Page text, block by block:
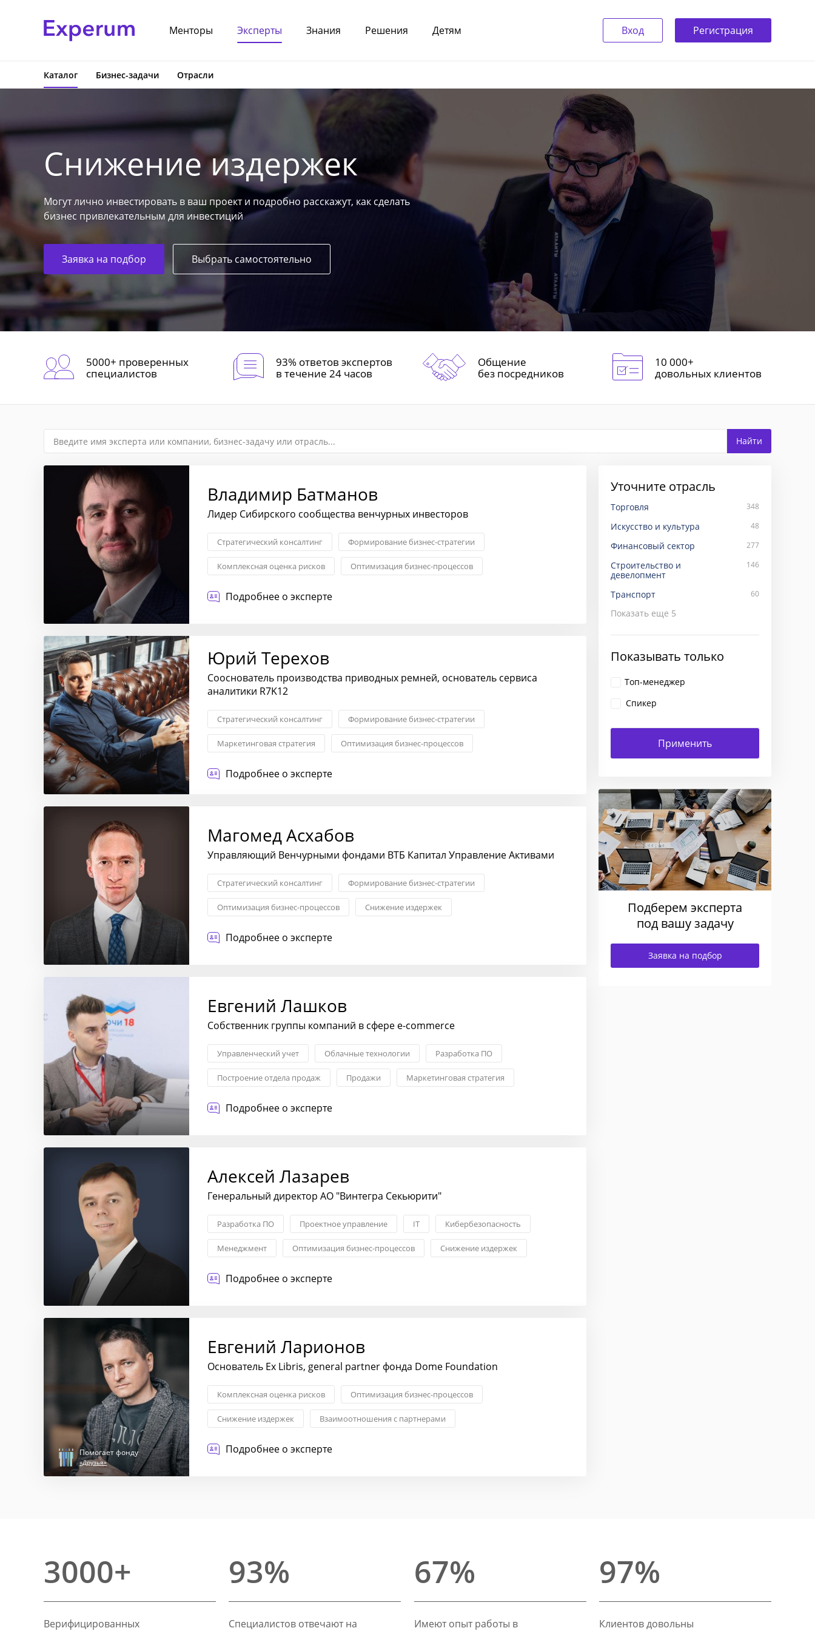
Менторы Эксперты Знания Решения Детям Вход Регистрация
Каталог Бизнес-задачи Отрасли
Снижение издержек
Могут лично инвестировать в ваш проект и подробно расскажут, как сделать
бизнес привлекательным для инвестиций
Заявка на подбор Выбрать самостоятельно
5000+ проверенных
специалистов
93% ответов экспертов
в течение 24 часов
Общение
без посредников
10 000+
довольных клиентов
Владимир Батманов
Лидер Сибирского сообщества венчурных инвесторов
Стратегический консалтинг Формирование бизнес-стратегии
Комплексная оценка рисков Оптимизация бизнес-процессов
Снижение издержек
Подробнее о эксперте
Юрий Терехов
Сооснователь производства приводных ремней, основатель сервиса
аналитики R7K12
Стратегический консалтинг Формирование бизнес-стратегии
Маркетинговая стратегия Оптимизация бизнес-процессов
Снижение издержек
Подробнее о эксперте
Магомед Асхабов
Управляющий Венчурными фондами ВТБ Капитал Управление Активами
Стратегический консалтинг Формирование бизнес-стратегии
Оптимизация бизнес-процессов Снижение издержек
Взаимоотношения с партнерами
Подробнее о эксперте
Евгений Лашков
Собственник группы компаний в сфере e-commerce
Управленческий учет Облачные технологии Разработка ПО
Построение отдела продаж Продажи Маркетинговая стратегия
Создание финансовой модели
Подробнее о эксперте
Алексей Лазарев
Генеральный директор АО "Винтегра Секьюрити"
Разработка ПО Проектное управление IT Кибербезопасность
Менеджмент Оптимизация бизнес-процессов Снижение издержек
Подробнее о эксперте
Помогает фонду
«Друзья»
Евгений Ларионов
Основатель Ex Libris, general partner фонда Dome Foundation
Комплексная оценка рисков Оптимизация бизнес-процессов
Снижение издержек Взаимоотношения с партнерами
Трансформация бизнеса
Подробнее о эксперте
Уточните отрасль
Торговля 348
Искусство и культура 48
Финансовый сектор 277
Строительство и
девелопмент
146
Транспорт 60
Показать еще 5
Показывать только
Топ-менеджер
Спикер
Подберем эксперта
под вашу задачу
Заявка на подбор
3000+
Верифицированных
93%
Специалистов отвечают на
67%
Имеют опыт работы в
97%
Клиентов довольны